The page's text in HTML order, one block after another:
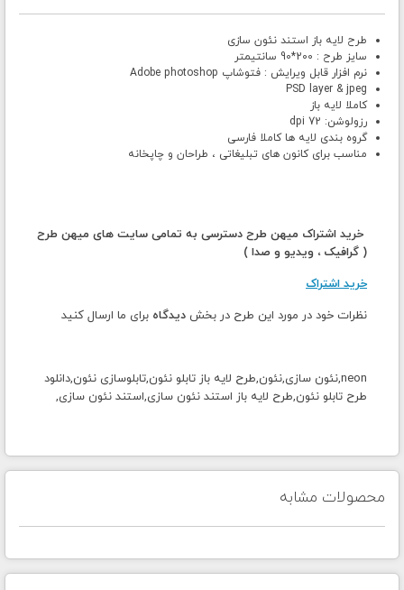
طرح لایه باز استند نئون سازی
سایز طرح : 200*90 سانتیمتر
نرم افزار قابل ویرایش : فتوشاپ Adobe photoshop
PSD layer & jpeg
کاملا لایه باز
رزولوشن: 72 dpi
گروه بندی لایه ها کاملا فارسی
مناسب برای کانون های تبلیغاتی ، طراحان و چاپخانه
خرید اشتراک میهن طرح دسترسی به تمامی سایت های میهن طرح
( گرافیک ، ویدیو و صدا )
خرید اشتراک
نظرات خود در مورد این طرح در بخش دیدگاه برای ما ارسال کنید
neon,نئون سازی,نئون,طرح لایه باز تابلو نئون,تابلوسازی نئون,دانلود
طرح تابلو نئون,طرح لایه باز استند نئون سازی,استند نئون سازی,
محصولات مشابه